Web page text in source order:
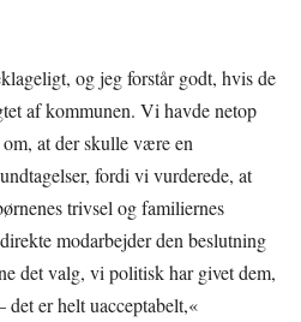
og jeg forstår godt, hvis de
af kommunen. Vi havde netop
at der skulle være en
fordi vi vurderede, at
trivsel og familiernes
modarbejder den beslutning
det valg, vi politisk har givet dem,
er helt uacceptabelt,«